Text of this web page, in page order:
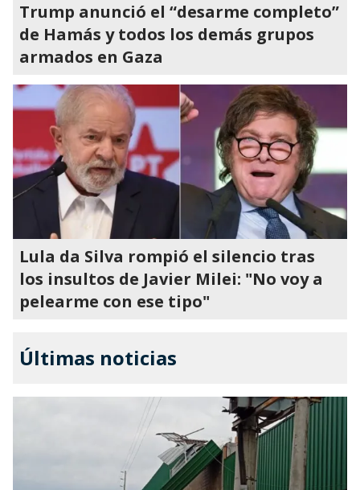
Trump anunció el “desarme completo”
de Hamás y todos los demás grupos
armados en Gaza
Lula da Silva rompió el silencio tras
los insultos de Javier Milei: "No voy a
pelearme con ese tipo"
Últimas noticias